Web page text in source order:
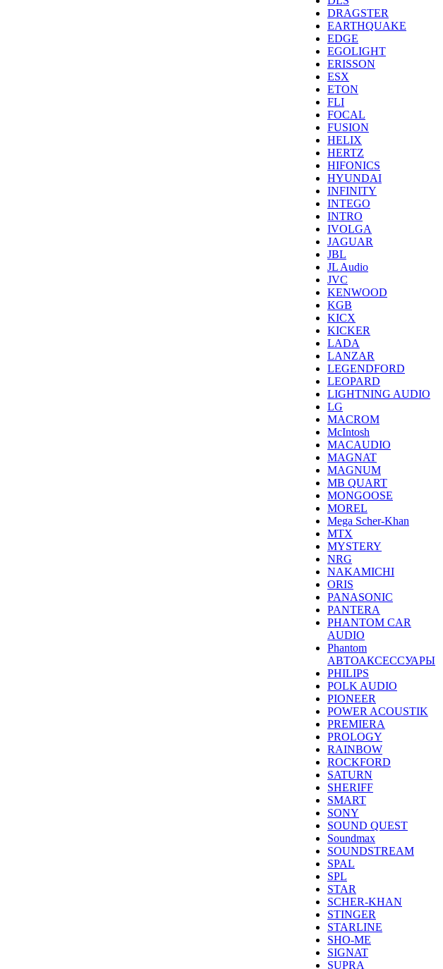
DRAGSTER
EARTHQUAKE
EDGE
EGOLIGHT
ERISSON
ESX
ETON
FLI
FOCAL
FUSION
HELIX
HERTZ
HIFONICS
HYUNDAI
INFINITY
INTEGO
INTRO
IVOLGA
JAGUAR
JBL
JL Audio
JVC
KENWOOD
KGB
KICX
KICKER
LADA
LANZAR
LEGENDFORD
LEOPARD
LIGHTNING AUDIO
LG
MACROM
McIntosh
MACAUDIO
MAGNAT
MAGNUM
MB QUART
MONGOOSE
MOREL
Mega Scher-Khan
MTX
MYSTERY
NRG
NAKAMICHI
ORIS
PANASONIC
PANTERA
PHANTOM CAR
AUDIO
Phantom
АВТОАКСЕССУАРЫ
PHILIPS
POLK AUDIO
PIONEER
POWER ACOUSTIK
PREMIERA
PROLOGY
RAINBOW
ROCKFORD
SATURN
SHERIFF
SMART
SONY
SOUND QUEST
Soundmax
SOUNDSTREAM
SPAL
SPL
STAR
SCHER-KHAN
STINGER
STARLINE
SHO-ME
SIGNAT
SUPRA